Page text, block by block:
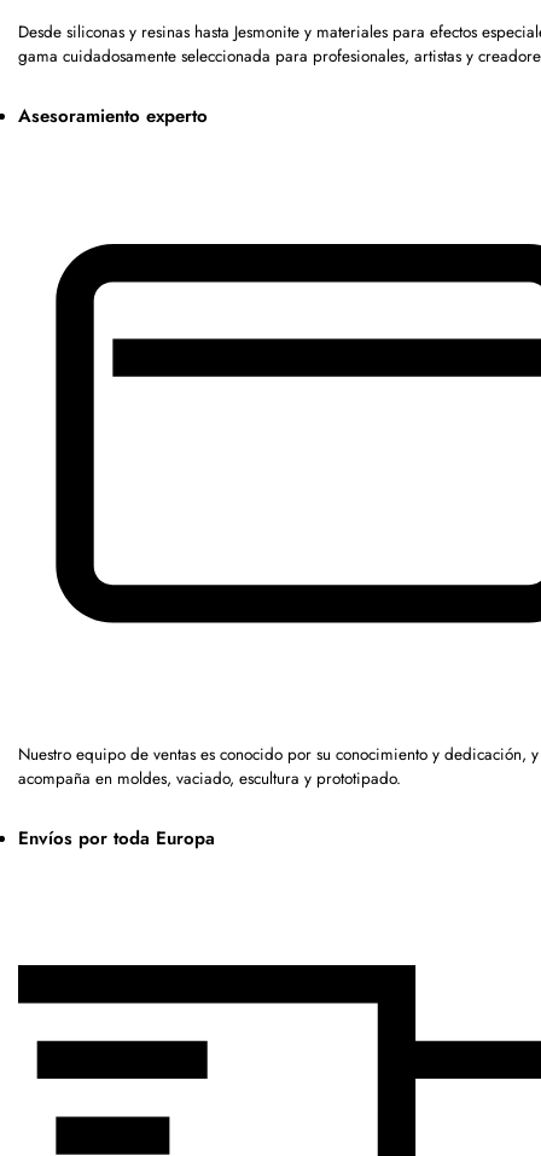
Desde siliconas y resinas hasta Jesmonite y materiales para efectos
gama cuidadosamente seleccionada para profesionales, artistas y
Asesoramiento experto
Nuestro equipo de ventas es conocido por su conocimiento y dedicación,
acompaña en moldes, vaciado, escultura y prototipado.
Envíos por toda Europa